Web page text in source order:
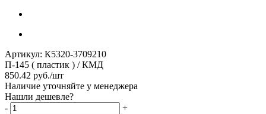
Артикул: К5320-3709210
П-145 ( пластик ) / КМД
850.42 руб./шт
Наличие уточняйте у менеджера
Нашли дешевле?
-
+